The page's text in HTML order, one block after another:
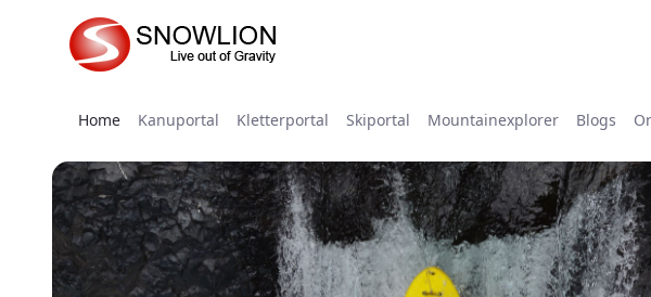
Skip to Main Content
Home Kanuportal Kletterportal Skiportal Mountainexplorer Blogs